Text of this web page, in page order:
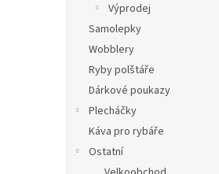
Výprodej
Samolepky
Wobblery
Ryby polštáře
Dárkové poukazy
Plecháčky
Káva pro rybáře
Ostatní